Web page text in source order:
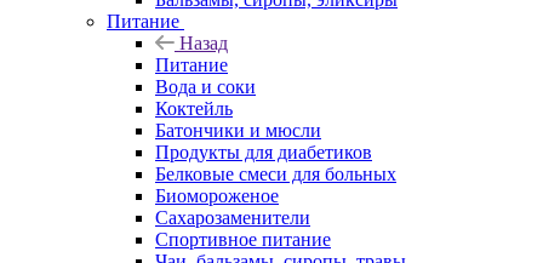
Питание
Назад
Питание
Вода и соки
Коктейль
Батончики и мюсли
Продукты для диабетиков
Белковые смеси для больных
Биомороженое
Сахарозаменители
Спортивное питание